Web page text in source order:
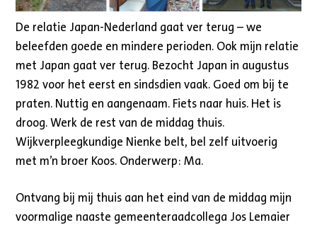
De relatie Japan-Nederland gaat ver terug – we
beleefden goede en mindere perioden. Ook mijn relatie
met Japan gaat ver terug. Bezocht Japan in augustus
1982 voor het eerst en sindsdien vaak. Goed om bij te
praten. Nuttig en aangenaam. Fiets naar huis. Het is
droog. Werk de rest van de middag thuis.
Wijkverpleegkundige Nienke belt, bel zelf uitvoerig
met m’n broer Koos. Onderwerp: Ma.
Ontvang bij mij thuis aan het eind van de middag mijn
voormalige naaste gemeenteraadcollega Jos Lemaier